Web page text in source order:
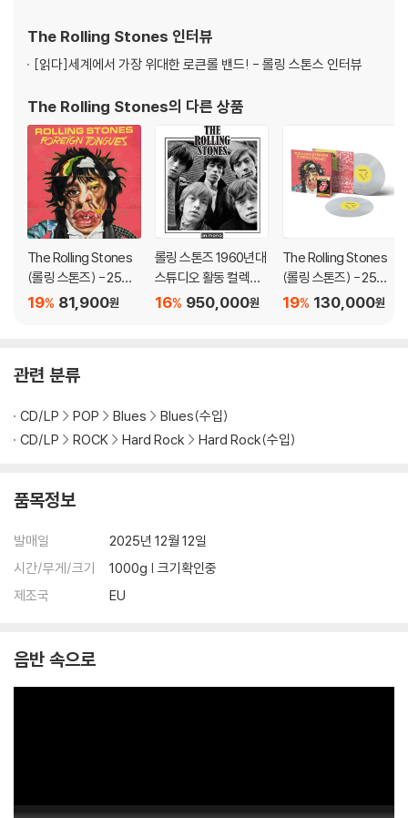
The Rolling Stones 인터뷰
[읽다]세계에서 가장 위대한 로큰롤 밴드! - 롤링 스톤스 인터뷰
The Rolling Stones의 다른 상품
The Rolling Stones
(롤링 스톤즈) - 25집 F
oreign Tongues [2L
81,900원
19%
롤링 스톤즈 1960년대
스튜디오 활동 컬렉션
(The Rolling Stones
950,000원
16%
The Rolling Stones
(롤링 스톤즈) - 25집 F
oreign Tongues [클
130,000원
19%
관련 분류
CD/LP POP Blues
Blues(수입)
CD/LP
ROCK Hard Rock Hard Rock(수입)
품목정보
발매일
2025년 12월 12일
시간/무게/크기
1000g | 크기확인중
제조국
EU
음반 속으로